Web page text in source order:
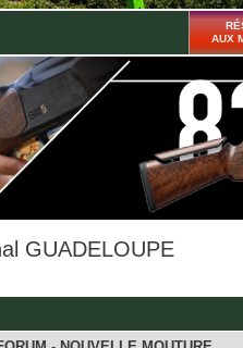
AUX
GUADELOUPE